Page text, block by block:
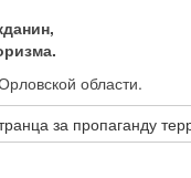
области.
за пропаганду